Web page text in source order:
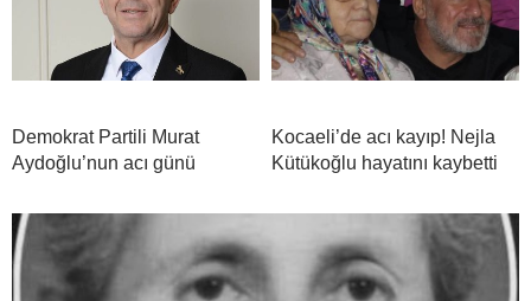
Demokrat Partili Murat
Aydoğlu’nun acı günü
Kocaeli’de acı kayıp! Nejla
Kütükoğlu hayatını kaybetti